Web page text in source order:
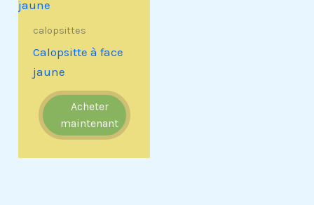
calopsittes
Calopsitte à face
jaune
Acheter
maintenant